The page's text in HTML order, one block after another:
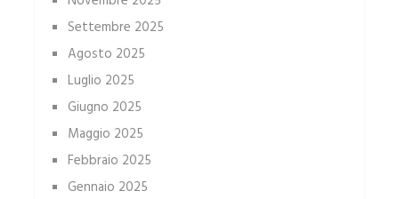
Settembre 2025
Agosto 2025
Luglio 2025
Giugno 2025
Maggio 2025
Febbraio 2025
Gennaio 2025